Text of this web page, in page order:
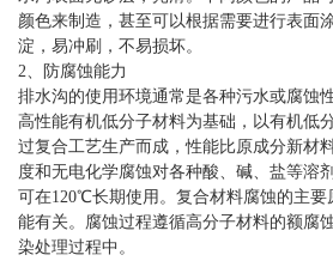
颜色来制造，甚至可以根据需要进行表面
淀，易冲刷，不易损坏。
2、防腐蚀能力
排水沟的使用环境通常是各种污水或腐蚀
高性能有机低分子材料为基础，以有机低
过复合工艺生产而成，性能比原成分新材
度和无电化学腐蚀对各种酸、碱、盐等溶
可在120℃长期使用。复合材料腐蚀的主要
能有关。腐蚀过程遵循高分子材料的额腐
染处理过程中。